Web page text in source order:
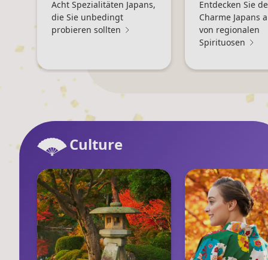
Acht Spezialitäten Japans,
die Sie unbedingt
probieren sollten
Entdecken Sie
Charme Japans
von regionalen
Spirituosen
Culture